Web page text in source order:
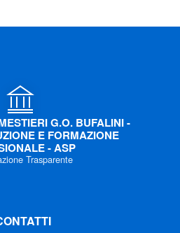
G.O. BUFALINI -
E FORMAZIONE
- ASP
Trasparente